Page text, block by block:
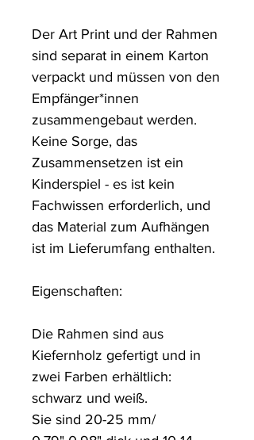
Der Art Print und der Rahmen
sind separat in einem Karton
verpackt und müssen von den
Empfänger*innen
zusammengebaut werden.
Keine Sorge, das
Zusammensetzen ist ein
Kinderspiel - es ist kein
Fachwissen erforderlich, und
das Material zum Aufhängen
ist im Lieferumfang enthalten.
Eigenschaften:
Die Rahmen sind aus
Kiefernholz gefertigt und in
zwei Farben erhältlich:
schwarz und weiß.
Sie sind 20-25 mm/